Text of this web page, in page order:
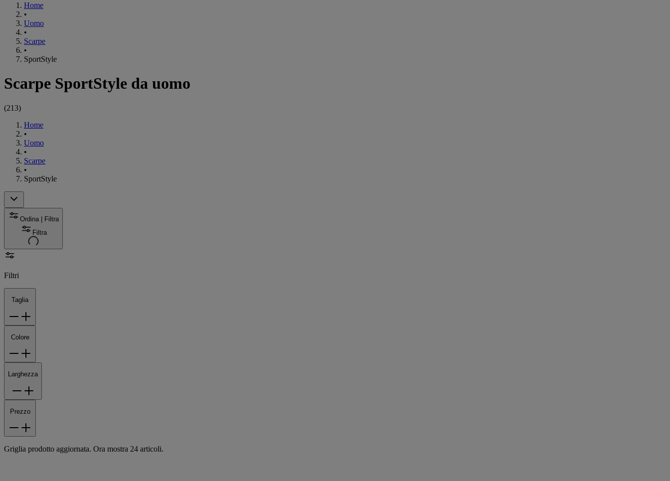
Home
•
Uomo
•
Scarpe
•
SportStyle
Scarpe SportStyle da uomo
(213)
Home
•
Uomo
•
Scarpe
•
SportStyle
Ordina | Filtra
Filtra
Filtri
Taglia
Colore
Larghezza
Prezzo
Griglia prodotto aggiornata. Ora mostra 24 articoli.